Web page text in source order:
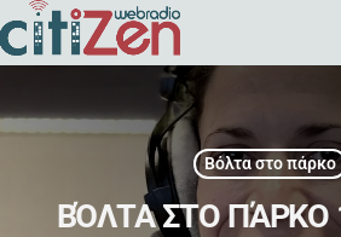
Βόλτα στο πάρκο
ΒΌΛΤΑ ΣΤΟ ΠΆΡΚΟ